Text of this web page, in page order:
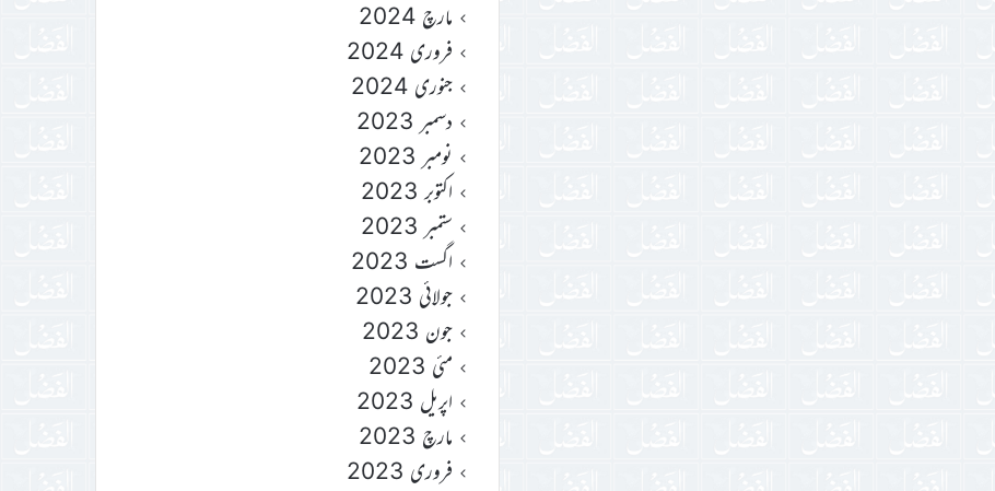
مارچ 2024
فروری 2024
جنوری 2024
دسمبر 2023
نومبر 2023
اکتوبر 2023
ستمبر 2023
اگست 2023
جولائی 2023
جون 2023
مئی 2023
اپریل 2023
مارچ 2023
فروری 2023